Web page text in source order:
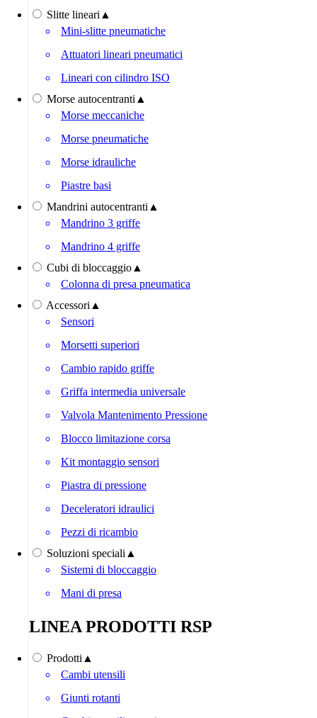
Slitte lineari ▲
Mini-slitte pneumatiche
Attuatori lineari pneumatici
Lineari con cilindro ISO
Morse autocentranti ▲
Morse meccaniche
Morse pneumatiche
Morse idrauliche
Piastre basi
Mandrini autocentranti ▲
Mandrino 3 griffe
Mandrino 4 griffe
Cubi di bloccaggio ▲
Colonna di presa pneumatica
Accessori ▲
Sensori
Morsetti superiori
Cambio rapido griffe
Griffa intermedia universale
Valvola Mantenimento Pressione
Blocco limitazione corsa
Kit montaggio sensori
Piastra di pressione
Deceleratori idraulici
Pezzi di ricambio
Soluzioni speciali ▲
Sistemi di bloccaggio
Mani di presa
LINEA PRODOTTI RSP
Prodotti ▲
Cambi utensili
Giunti rotanti